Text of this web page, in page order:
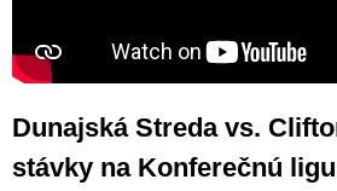
Dunajská Streda vs.
stávky na Konferečnú